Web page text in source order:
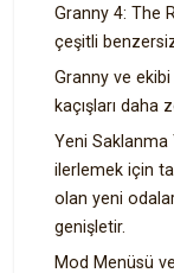
Granny 4: The
çeşitli
Granny ve
kaçışları daha
Yeni Saklanma
ilerlemek için
olan yeni
genişletir.
Mod Menüsü